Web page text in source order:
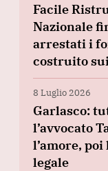
Facile
Nazionale
arrestati i
costruito
8 Luglio 2026
Garlasco:
l’avvocato
l’amore,
legale